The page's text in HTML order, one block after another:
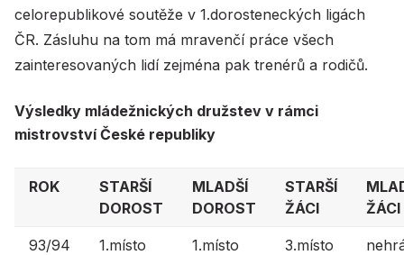
celorepublikové soutěže v 1.dorosteneckých ligách
ČR. Zásluhu na tom má mravenčí práce všech
zainteresovaných lidí zejména pak trenérů a rodičů.
Výsledky mládežnických družstev v rámci
mistrovství České republiky
ROK
STARŠÍ
DOROST
MLADŠÍ
DOROST
STARŠÍ
ŽÁCI
ŽÁCI
93/94 1.místo 1.místo 3.místo